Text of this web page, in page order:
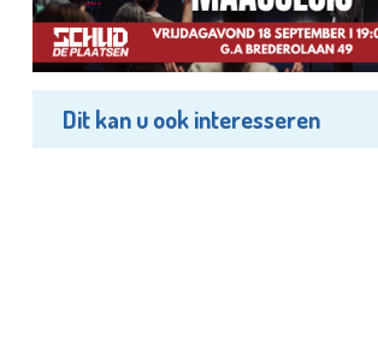
Dit kan u ook interesseren